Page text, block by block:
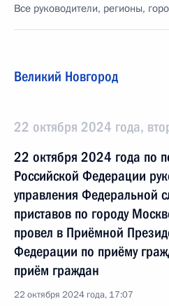
Все руководители, регионы,
Великий Новгород
22 октября 2024 года,
22 октября 2024 года по
Российской Федерации
управления Федеральной
приставов по городу
провел в Приёмной
Федерации по приёму
приём граждан
22 октября 2024 года, 17:07